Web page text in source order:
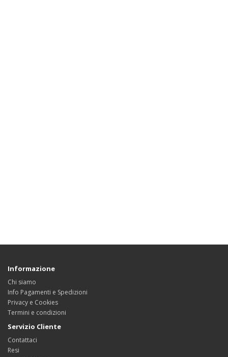
Informazione
Chi siamo
Info Pagamenti e Spedizioni
Privacy e Cookies
Termini e condizioni
Servizio Cliente
Contattaci
Resi